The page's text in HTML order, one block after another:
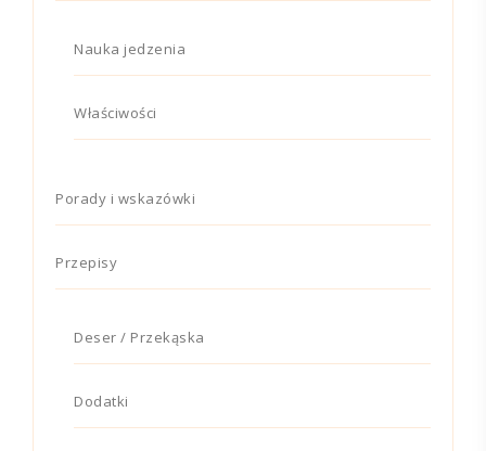
Nauka jedzenia
Właściwości
Porady i wskazówki
Przepisy
Deser / Przekąska
Dodatki